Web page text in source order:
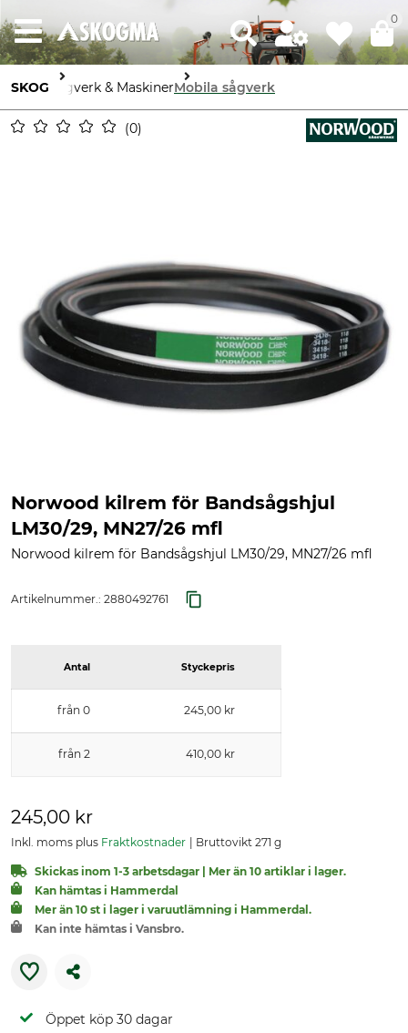
0
SKOG Sågverk & MaskinerMobila sågverk
0
Norwood kilrem för Bandsågshjul
LM30/29, MN27/26 mfl
Norwood kilrem för Bandsågshjul LM30/29, MN27/26 mfl
Artikelnummer.: 2880492761
Antal Styckepris
från 0 245,00 kr
från 2 410,00 kr
245,00 kr
Inkl. moms plus Fraktkostnader Bruttovikt 271 g
Skickas inom 1-3 arbetsdagar | Mer än 10 artiklar i lager.
Kan hämtas i Hammerdal
Mer än 10 st i lager i varuutlämning i Hammerdal.
Kan inte hämtas i Vansbro.
Öppet köp 30 dagar